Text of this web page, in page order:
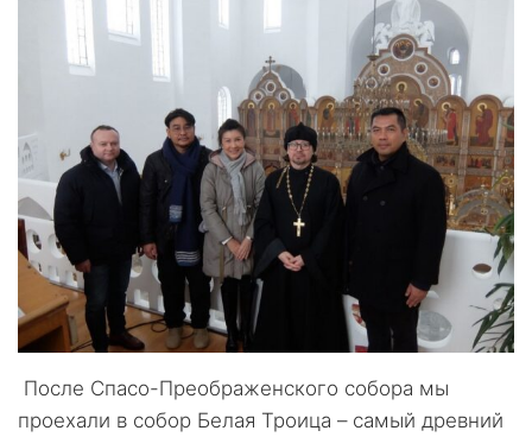
После Спасо-Преображенского собора мы
проехали в собор Белая Троица – самый древний